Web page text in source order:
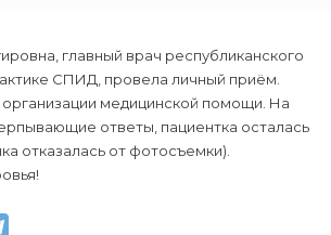
главный врач республиканского
СПИД, провела личный приём.
медицинской помощи. На
ответы, пациентка осталась
отказалась от фотосъемки).